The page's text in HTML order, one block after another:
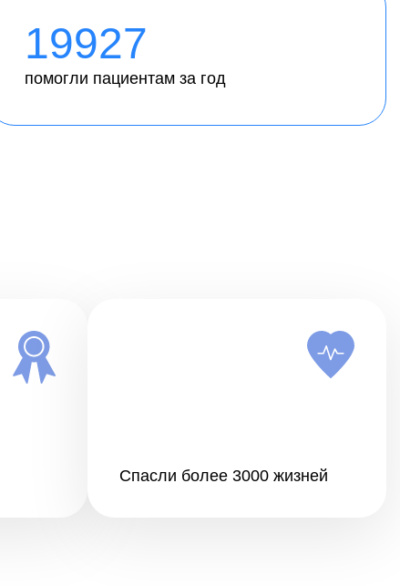
19927
помогли пациентам за год
Спасли более 3000 жизней